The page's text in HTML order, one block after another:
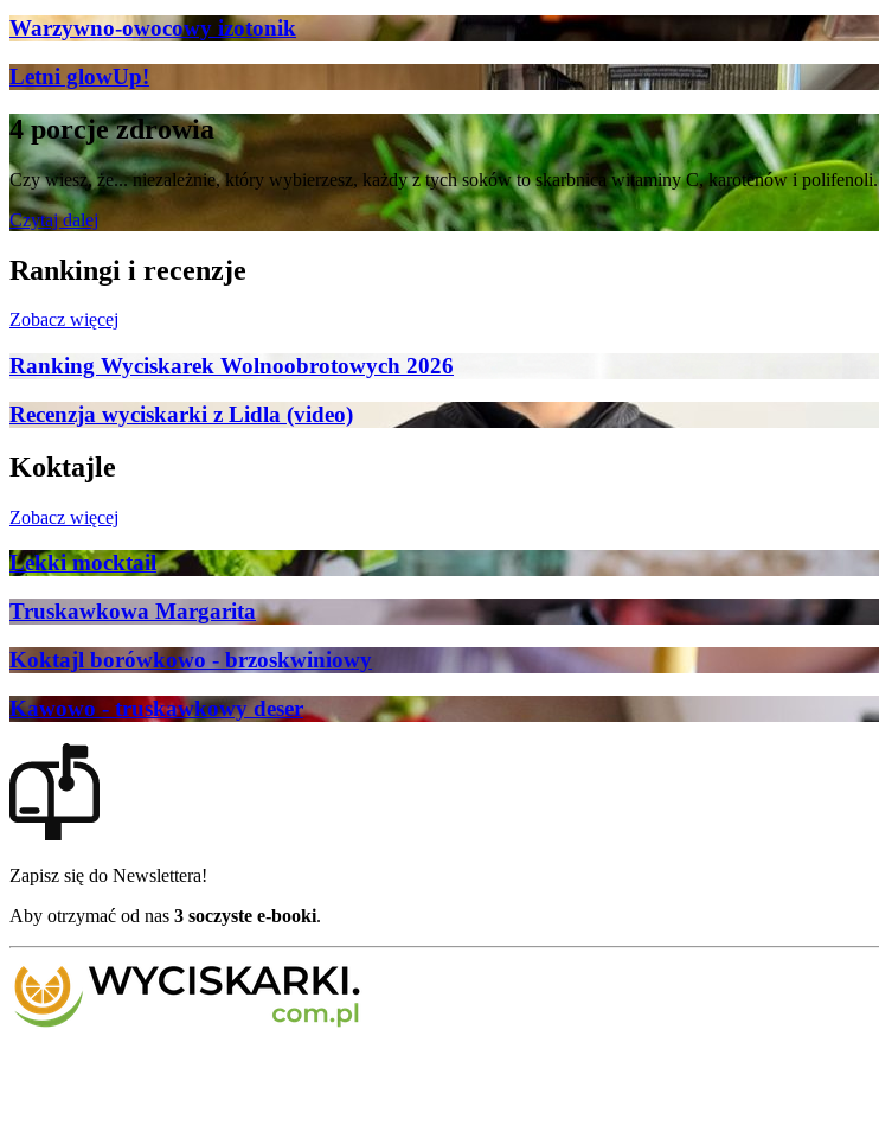
Warzywno-owocowy izotonik
Letni glowUp!
4 porcje zdrowia
Czy wiesz, że... niezależnie, który wybierzesz, każdy z tych soków to skarbnica witaminy C, karotenów i polifenoli.
Czytaj dalej
Rankingi i recenzje
Zobacz więcej
Ranking Wyciskarek Wolnoobrotowych 2026
Recenzja wyciskarki z Lidla (video)
Koktajle
Zobacz więcej
Lekki mocktail
Truskawkowa Margarita
Koktajl borówkowo - brzoskwiniowy
Kawowo - truskawkowy deser
Zapisz się do Newslettera!
Aby otrzymać od nas 3 soczyste e-booki.